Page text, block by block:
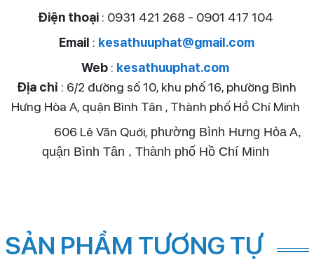
Điện thoại: 0931 421 268 - 0901 417 104
Email : kesathuuphat@gmail.com
Web : kesathuuphat.com
Địa chỉ : 6/2 đường số 10, khu phố 16, phường Bình
Hưng Hòa A, quận Bình Tân , Thành phố Hồ Chí Minh
606 Lê Văn Quới, phường Bình Hưng Hòa A,
quận Bình Tân , Thành phố Hồ Chí Minh
SẢN PHẨM TƯƠNG TỰ